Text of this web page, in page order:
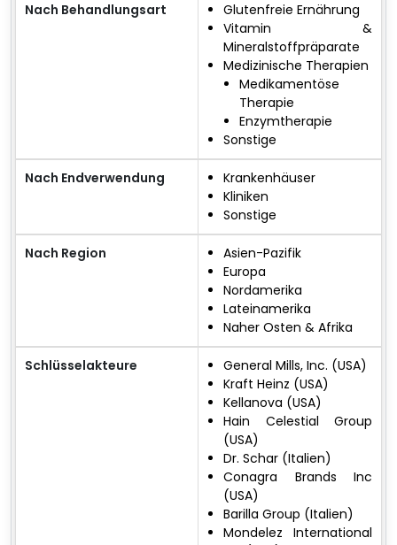
Nach Behandlungsart
Glutenfreie Ernährung
Vitamin &
Mineralstoffpräparate
Medizinische Therapien
Medikamentöse
Therapie
Enzymtherapie
Sonstige
Nach Endverwendung
Krankenhäuser
Kliniken
Sonstige
Nach Region
Asien-Pazifik
Europa
Nordamerika
Lateinamerika
Naher Osten & Afrika
Schlüsselakteure
General Mills, Inc. (USA)
Kraft Heinz (USA)
Kellanova (USA)
Hain Celestial Group
(USA)
Dr. Schar (Italien)
Conagra Brands Inc
(USA)
Barilla Group (Italien)
Mondelez International